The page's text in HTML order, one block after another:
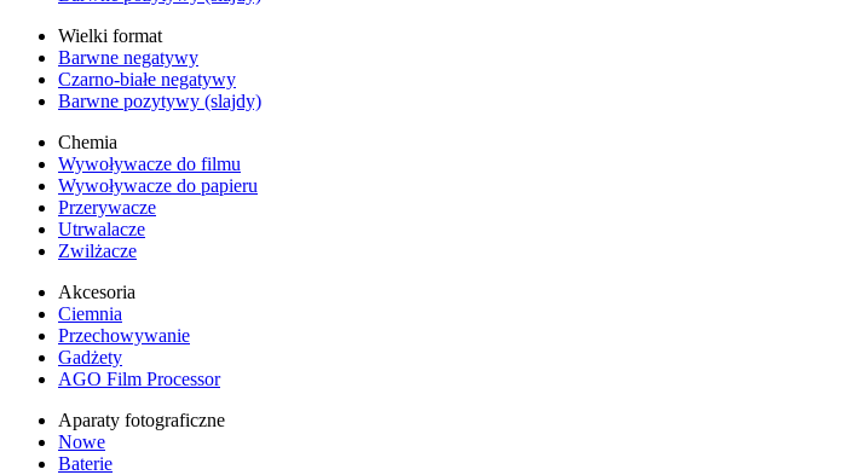
Wielki format
Barwne negatywy
Czarno-białe negatywy
Barwne pozytywy (slajdy)
Chemia
Wywoływacze do filmu
Wywoływacze do papieru
Przerywacze
Utrwalacze
Zwilżacze
Akcesoria
Ciemnia
Przechowywanie
Gadżety
AGO Film Processor
Aparaty fotograficzne
Nowe
Baterie